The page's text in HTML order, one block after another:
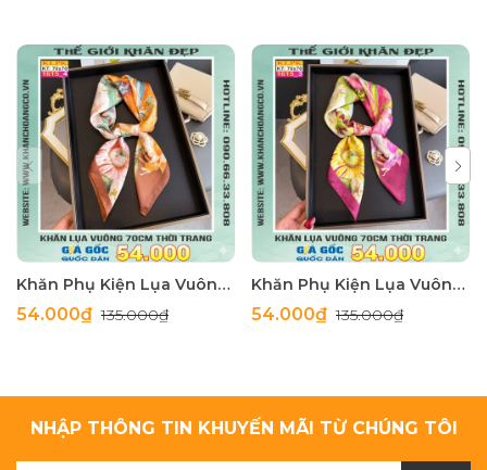
Khăn Phụ Kiện Lụa Vuông 70cm - Thế Giới Khăn Đẹp C1062_4
54.000₫135.000₫
Khăn Phụ Kiện Lụa Vuông 70cm - Thế Giới Khăn Đẹp C1062_3
54.000₫135.000₫
NHẬP THÔNG TIN KHUYẾN MÃI TỪ CHÚNG TÔI